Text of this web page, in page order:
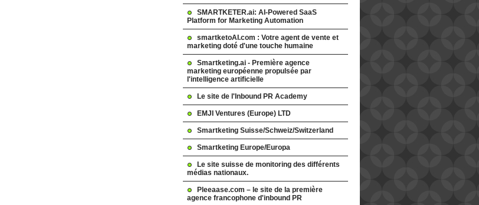
SMARTKETER.ai: AI-Powered SaaS
Platform for Marketing Automation
smartketoAI.com : Votre agent de vente et
marketing doté d'une touche humaine
Smartketing.ai - Première agence
marketing européenne propulsée par
l'intelligence artificielle
Le site de l'Inbound PR Academy
EMJI Ventures (Europe) LTD
Smartketing Suisse/Schweiz/Switzerland
Smartketing Europe/Europa
Le site suisse de monitoring des différents
médias nationaux.
Pleeaase.com – le site de la première
agence francophone d'inbound PR